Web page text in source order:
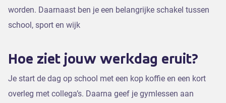
worden. Daarnaast ben je een belangrijke schakel tussen
school, sport en wijk
Hoe ziet jouw werkdag eruit?
Je start de dag op school met een kop koffie en een kort
overleg met collega’s. Daarna geef je gymlessen aan